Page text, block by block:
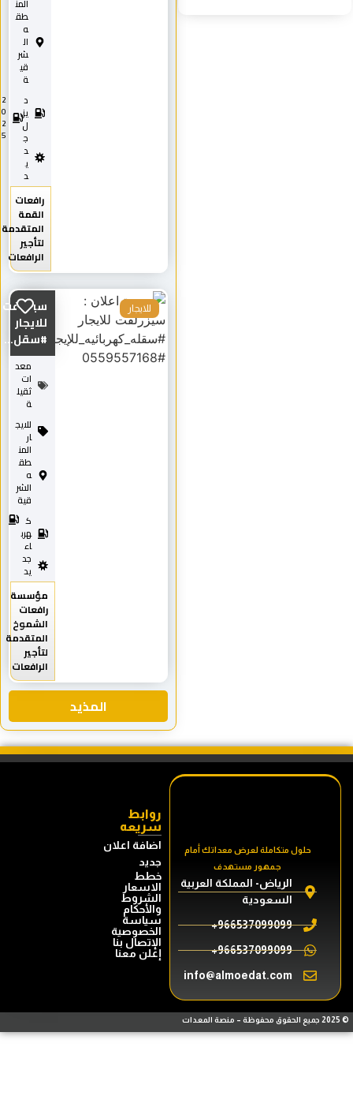
المذيد
ال
يز
2
0
2
5
رافعات
القمة
المتقدمة
لتأجير
الرافعات
سيزرلفت
للايجار
#سقل...
ات
ثقيل
للايج
ار
ه
هرب
جد
يد
مؤسسة
رافعات
الشموخ
المتقدمة
لتأجير
الرافعات
للايجار
حلول متكاملة لعرض معداتك أمام
جمهور مستهدف
الرياض- المملكة العربية
السعودية
966537099099+
966537099099+
info@almoedat.com
روابط
سريعه
اضافة اعلان
جديد
خطط
الاسعار
الشروط
والأحكام
سياسة
الخصوصية
الإتصال بنا
إعلن معنا